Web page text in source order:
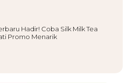
Hadir! Coba Silk Milk Tea
Promo Menarik